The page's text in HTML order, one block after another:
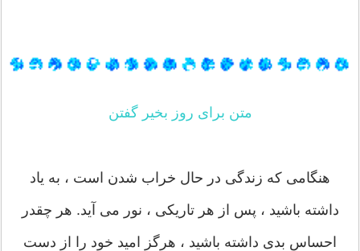
متن برای روز بخیر گفتن
هنگامی که زندگی در حال خراب شدن است ، به یاد
داشته باشید ، پس از هر تاریکی ، نور می آید. هر چقدر
احساس بدی داشته باشید ، هرگز امید خود را از دست